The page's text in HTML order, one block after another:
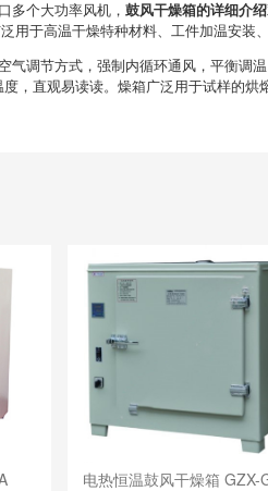
多个大功率风机， 鼓风干燥箱的详细介绍
用于高温干燥特种材料、工件加温安装
气调节方式，强制内循环通风，平衡调温
，直观易读读。燥箱广泛用于试样的
电热恒温鼓风干燥箱